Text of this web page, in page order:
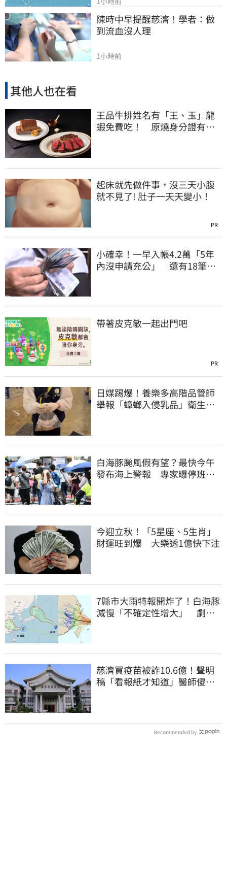
陳時中早提醒慈濟！學者：做
到流血沒人理
1小時前
其他人也在看
王品牛排姓名有「王、玉」龍
蝦免費吃！ 原燒身分證有
起床就先做件事，沒三天小腹
就不見了! 肚子一天天變小！
PR
小確幸！一早入帳4.2萬「5年
內沒申請充公」 還有18筆錢
帶著皮克敏一起出門吧
PR
日媒踢爆！養樂多高階品管師
舉報「蟑螂入侵乳品」衛生局
白海豚颱風假有望？最快今午
發布海上警報 專家曝停班停
今迎立秋！「5星座、5生肖」
財運旺到爆 大樂透1億快下注
7縣市大雨特報開炸了！白海豚
減慢「不確定性增大」 劇烈
慈濟買疫苗被詐10.6億！聲明
稿「看報紙才知道」醫師傻
Recommended by